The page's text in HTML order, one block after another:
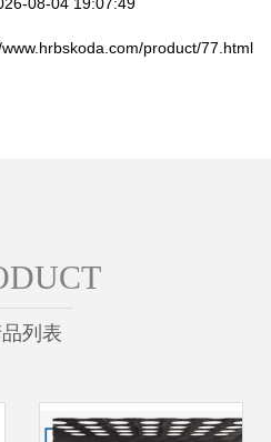
product/77.html
列表